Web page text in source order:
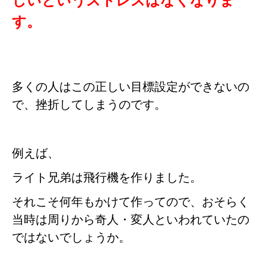
す。
多くの人はこの正しい目標設定ができないの
で、挫折してしまうのです。
例えば、
ライト兄弟は飛行機を作りました。
それこそ何年もかけて作ってので、おそらく
当時は周りから奇人・変人といわれていたの
ではないでしょうか。